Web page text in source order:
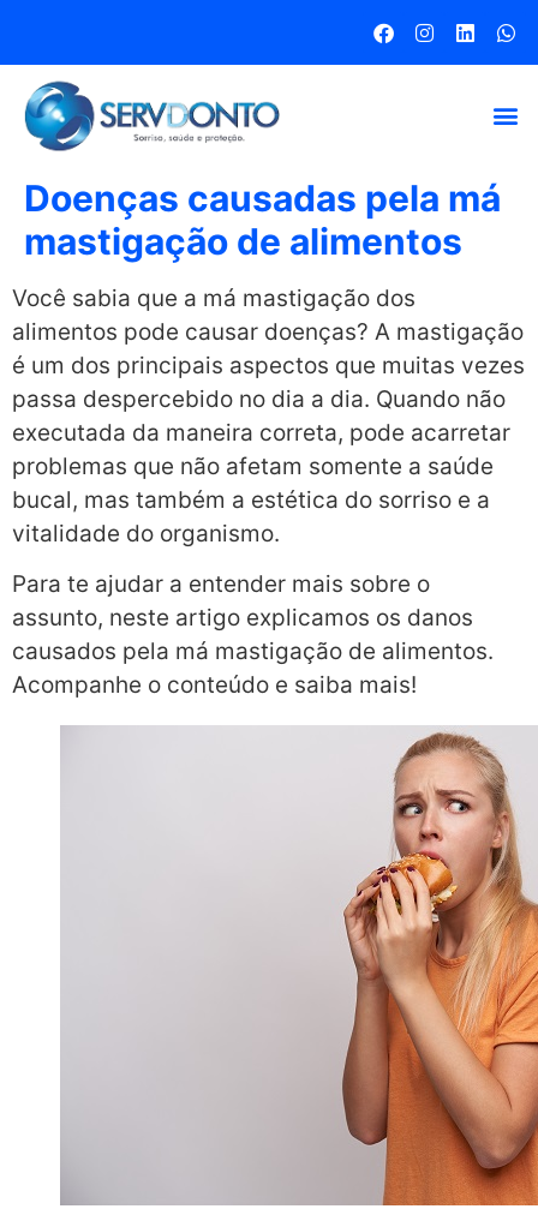
Doenças causadas pela má
mastigação de alimentos
Você sabia que a má mastigação dos
alimentos pode causar doenças? A mastigação
é um dos principais aspectos que muitas vezes
passa despercebido no dia a dia. Quando não
executada da maneira correta, pode acarretar
problemas que não afetam somente a saúde
bucal, mas também a estética do sorriso e a
vitalidade do organismo.
Para te ajudar a entender mais sobre o
assunto, neste artigo explicamos os danos
causados pela má mastigação de alimentos.
Acompanhe o conteúdo e saiba mais!